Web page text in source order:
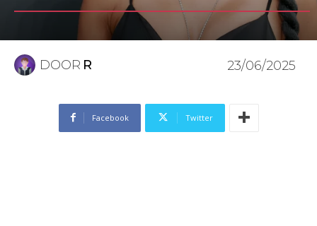
DOOR R 23/06/2025
Facebook Twitter